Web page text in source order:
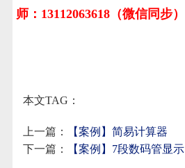
师：13112063618（微信同步）
本文TAG：
上一篇：
【案例】简易计算器
下一篇：
【案例】7段数码管显示